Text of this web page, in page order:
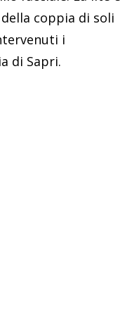
coppia di soli
i
di Sapri.